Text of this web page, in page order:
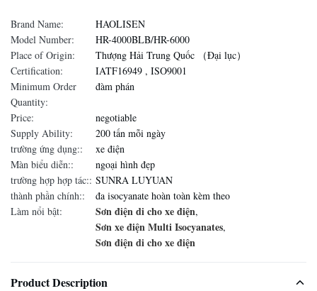
Brand Name:
HAOLISEN
Model Number:
HR-4000BLB/HR-6000
Place of Origin:
Thượng Hải Trung Quốc （Đại lục）
Certification:
IATF16949 , ISO9001
Minimum Order
Quantity:
đàm phán
Price:
negotiable
Supply Ability:
200 tấn mỗi ngày
trường ứng dụng::
xe điện
Màn biểu diễn::
ngoại hình đẹp
trường hợp hợp tác:: SUNRA LUYUAN
thành phần chính::
đa isocyanate hoàn toàn kèm theo
Làm nổi bật:
Sơn điện di cho xe điện,
Sơn xe điện Multi Isocyanates,
Sơn điện di cho xe điện
Product Description